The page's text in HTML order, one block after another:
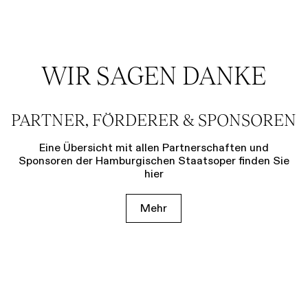
WIR SAGEN DANKE
PARTNER, FÖRDERER & SPONSOREN
Eine Übersicht mit allen Partnerschaften und
Sponsoren der Hamburgischen Staatsoper finden Sie
hier
Mehr